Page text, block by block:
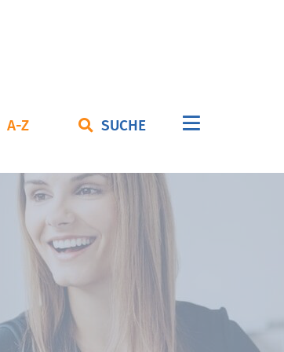
A-Z SUCHE
Navigation